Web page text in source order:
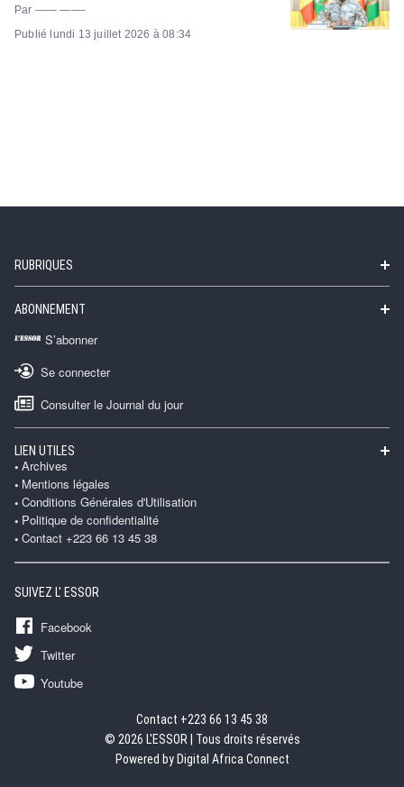
Par —— ——-
Publié lundi 13 juillet 2026 à 08:34
RUBRIQUES
ABONNEMENT
S’abonner
Se connecter
Consulter le Journal du jour
LIEN UTILES
Archives
Mentions légales
Conditions Générales d'Utilisation
Politique de confidentialité
Contact +223 66 13 45 38
SUIVEZ L' ESSOR
Facebook
Twitter
Youtube
Contact +223 66 13 45 38
© 2026 L'ESSOR | Tous droits réservés
Powered by Digital Africa Connect